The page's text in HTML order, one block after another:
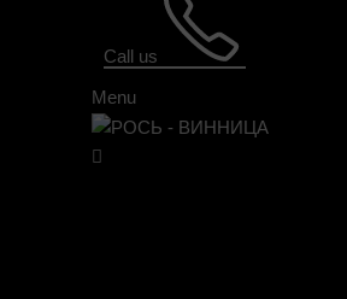
Call us
Menu